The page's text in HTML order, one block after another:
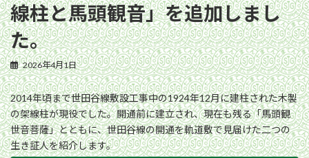
線柱と馬頭観音」を追加しまし
た。
2026年4月1日
2014年頃まで世田谷線敷設工事中の1924年12月に建柱された木製
の架線柱が現役でした。開通前に建立され、現在も残る「馬頭観
世音菩薩」とともに、世田谷線の開通を軌道敷で見届けた二つの
生き証人を紹介します。